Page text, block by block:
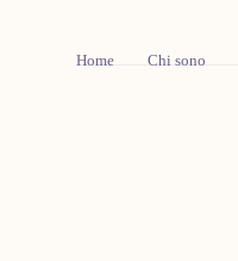
Contenuto
Home Chi sono